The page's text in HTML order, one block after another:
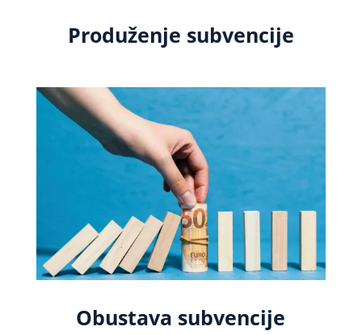
Produženje subvencije
Obustava subvencije